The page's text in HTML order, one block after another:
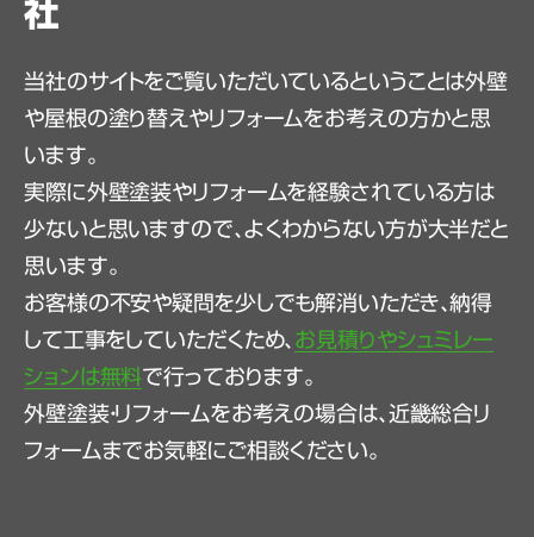
社
当社のサイトをご覧いただいているということは外壁
や屋根の塗り替えやリフォームをお考えの方かと思
います。
実際に外壁塗装やリフォームを経験されている方は
少ないと思いますので、よくわからない方が大半だと
思います。
お客様の不安や疑問を少しでも解消いただき、納得
して工事をしていただくため、 お見積りやシュミレー
ションは無料で行っております。
外壁塗装・リフォームをお考えの場合は、近畿総合リ
フォームまでお気軽にご相談ください。